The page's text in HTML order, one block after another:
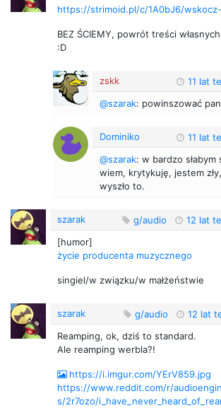
https://strimoid.pl/c/1A0bJ6/
BEZ ŚCIEMY, powrót treści
:D
zskk
11 lat
@szarak: powinszować
Dominiko
11 lat
@szarak: w bardzo słabym
wiem, krytykuję, jestem
wyszło to.
szarak
g/audio 12 lat
[humor]
życie producenta muzycznego
singiel/w związku/w małżeństwie
szarak
g/audio 12 lat
Reamping, ok, dziś to standard.
Ale reamping werbla?!
https://i.imgur.com/YErV859.jpg
https://www.reddit.com/r/
s/2r7ozo/